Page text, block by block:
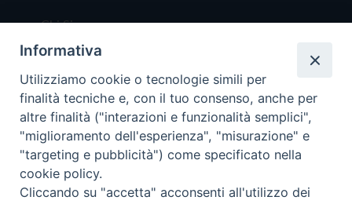
Chi Siamo
Redazione
Scrivici
Copyright © 2019 - Tutti i diritti riservati - Vita
Informativa
Utilizziamo cookie o tecnologie simili per
finalità tecniche e, con il tuo consenso, anche per
altre finalità ("interazioni e funzionalità semplici",
"miglioramento dell'esperienza", "misurazione" e
"targeting e pubblicità") come specificato nella
cookie policy.
Cliccando su "accetta" acconsenti all'utilizzo dei